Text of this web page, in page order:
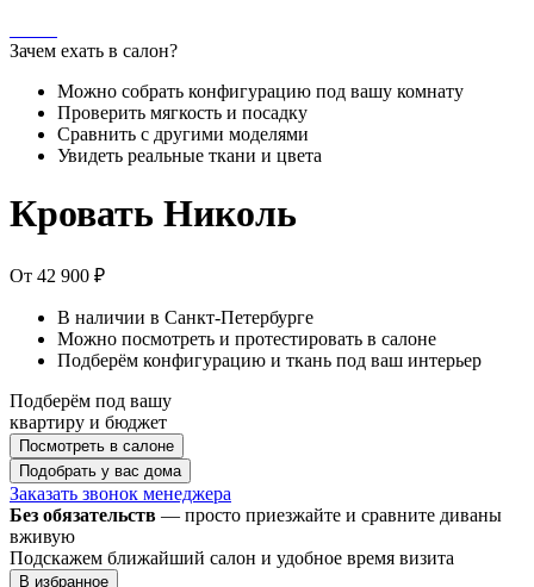
Зачем ехать в салон?
Можно собрать конфигурацию под вашу комнату
Проверить мягкость и посадку
Сравнить с другими моделями
Увидеть реальные ткани и цвета
Кровать Николь
От 42 900 ₽
В наличии в Санкт-Петербурге
Можно посмотреть и протестировать в салоне
Подберём конфигурацию и ткань под ваш интерьер
Подберём под вашу
квартиру и бюджет
Посмотреть в салоне
Подобрать у вас дома
Заказать звонок менеджера
Без обязательств — просто приезжайте и сравните диваны
вживую
Подскажем ближайший салон и удобное время визита
В избранное